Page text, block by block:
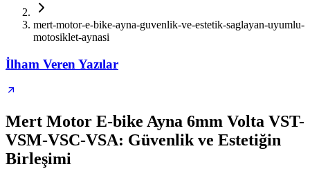
mert-motor-e-bike-ayna-guvenlik-ve-estetik-saglayan-uyumlu-
motosiklet-aynasi
İlham Veren Yazılar
Mert Motor E-bike Ayna 6mm Volta VST-
VSM-VSC-VSA: Güvenlik ve Estetiğin
Birleşimi